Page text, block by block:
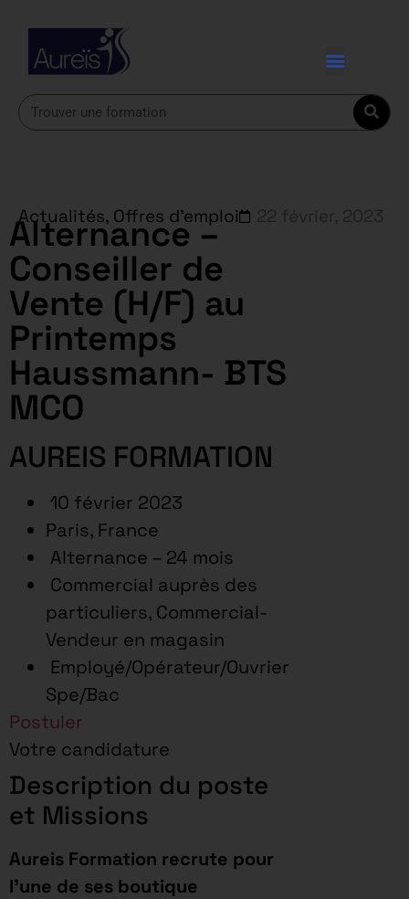
Actualités, Offres d'emploi
Alternance –
Conseiller de
Vente (H/F) au
Printemps
Haussmann- BTS
MCO
AUREIS FORMATION
10 février 2023
Paris, France
Alternance – 24 mois
Commercial auprès des
particuliers, Commercial-
Vendeur en magasin
Employé/Opérateur/Ouvrier
Spe/Bac
Postuler
Votre candidature
Description du poste
et Missions
Aureis Formation recrute pour
l’une de ses boutique